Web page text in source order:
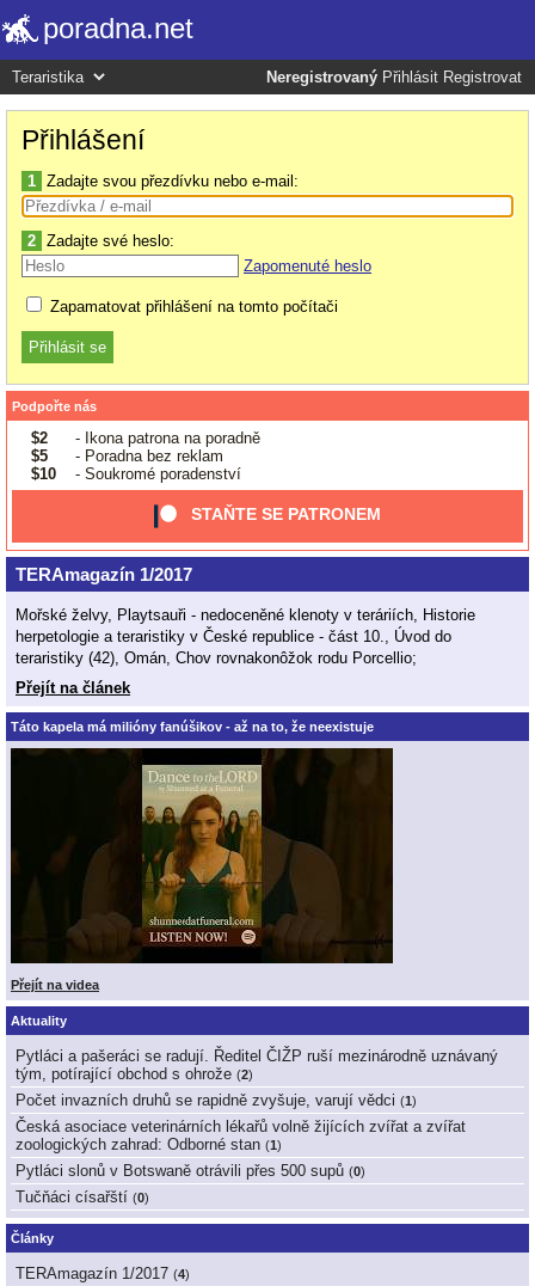
poradna.net
Neregistrovaný Přihlásit Registrovat
Přihlášení
1 Zadajte svou přezdívku nebo e-mail:
2 Zadajte své heslo:
Zapomenuté heslo
Zapamatovat přihlášení na tomto počítači
Podpořte nás
$2
- Ikona patrona na poradně
$5
- Poradna bez reklam
$10
- Soukromé poradenství
STAŇTE SE PATRONEM
TERAmagazín 1/2017
Mořské želvy, Playtsauři - nedoceněné klenoty v teráriích, Historie
herpetologie a teraristiky v České republice - část 10., Úvod do
teraristiky (42), Omán, Chov rovnakonôžok rodu Porcellio;
Přejít na článek
Táto kapela má milióny fanúšikov - až na to, že neexistuje
Přejít na videa
Aktuality
Pytláci a pašeráci se radují. Ředitel ČIŽP ruší mezinárodně uznávaný
tým, potírající obchod s ohrože (2)
Počet invazních druhů se rapidně zvyšuje, varují vědci (1)
Česká asociace veterinárních lékařů volně žijících zvířat a zvířat
zoologických zahrad: Odborné stan (1)
Pytláci slonů v Botswaně otrávili přes 500 supů (0)
Tučňáci císařští (0)
Články
TERAmagazín 1/2017 (4)